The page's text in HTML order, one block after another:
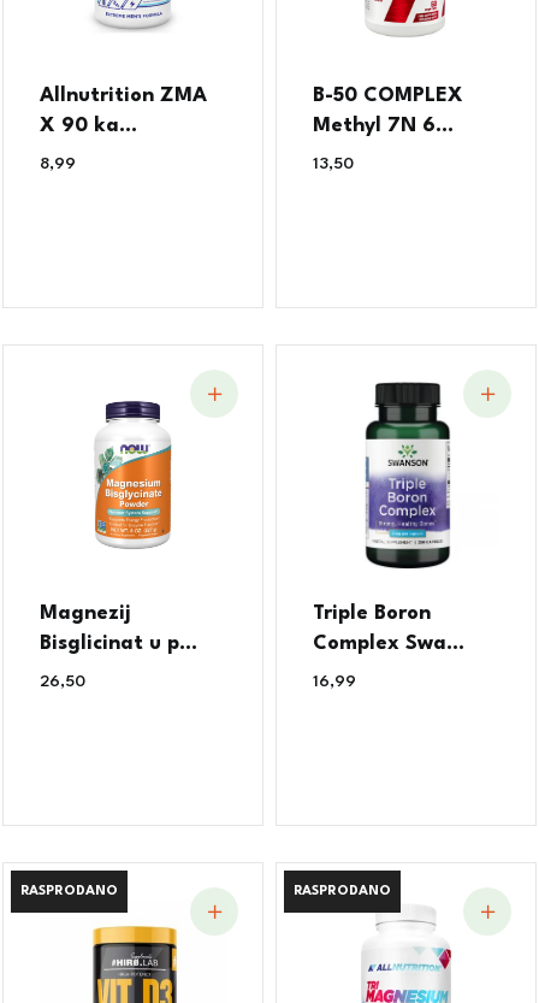
Allnutrition ZMA
X 90 ka...
8,99
B-50 COMPLEX
Methyl 7N 6...
13,50
Magnezij
Bisglicinat u p...
26,50
Triple Boron
Complex Swa...
16,99
RASPRODANO
RASPRODANO RASPRODANO
RASPRODANO